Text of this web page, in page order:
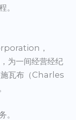
。
，
为一间经营经纪
施瓦布（Charles
。